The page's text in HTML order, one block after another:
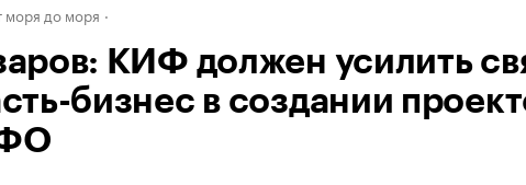
до моря
КИФ должен усилить
бизнес в создании